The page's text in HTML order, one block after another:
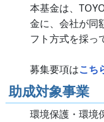
本基金は、
金に、会社が同
フト方式を採っ
募集要項はこち
助成対象事業
環境保護・環境